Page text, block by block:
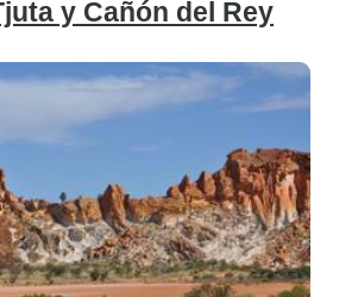
y Cañón del Rey